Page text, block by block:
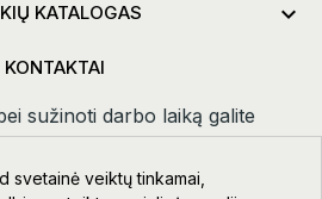
KATALOGAS 
KONTAKTAI
sužinoti darbo laiką galite
kontaktai.
pr. 111-109, Klaipėda
svetainė veiktų tinkamai,